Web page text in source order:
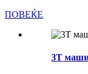
ПОВЕЌЕ
3T